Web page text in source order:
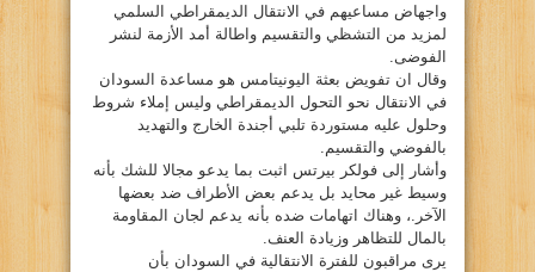
واجهاض مساعيهم في الانتقال الديمقراطي السلمي
لمزيد من التشظي والتقسيم واطالة أمد الأزمة لنشر
الفوضى.
وقال ان تفويض بعثة اليونيتامس هو مساعدة السودان
في الانتقال نحو التحول الديمقراطي وليس إملاء شروط
وحلول عليه مستوردة تلبي أجندة الخارج والتهديد
بالفوضي والتقسيم.
وأشار إلى فولكر بيرتس اثبت بما يدعو مجالا للشك بأنه
وسيط غير محايد بل يدعم بعض الأطراف ضد بعضها
الآخر.، وهناك اتهامات ضده بأنه يدعم لجان المقاومة
بالمال للتظاهر وزيادة العنف.
يرى مراقبون للفترة الانتقالية في السودان بأن